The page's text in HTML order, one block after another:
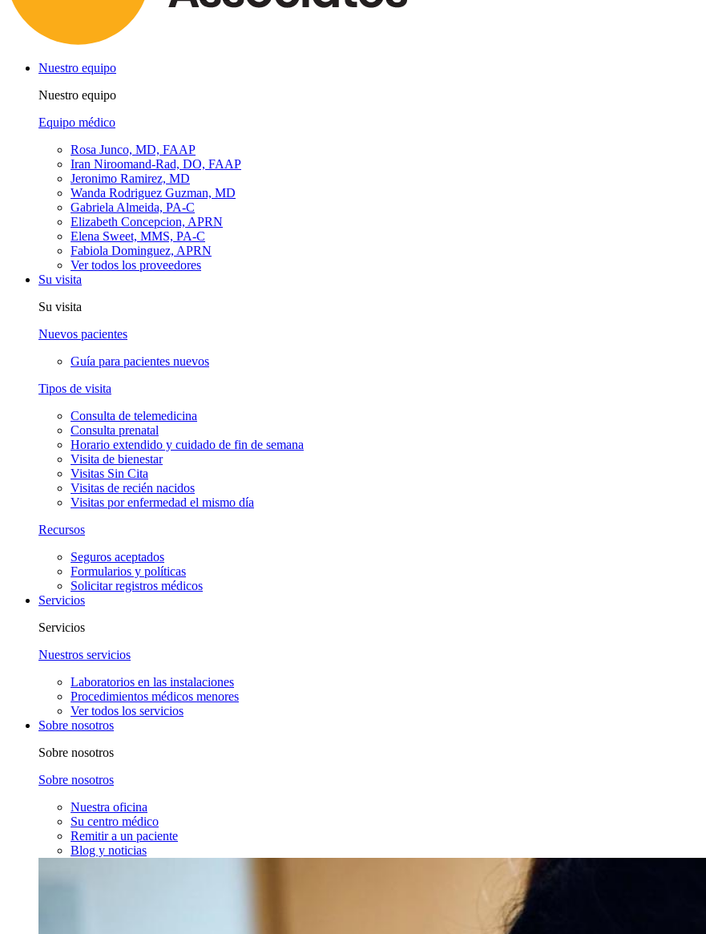
Nuestro equipo
Nuestro equipo
Equipo médico
Rosa Junco, MD, FAAP
Iran Niroomand-Rad, DO, FAAP
Jeronimo Ramirez, MD
Wanda Rodriguez Guzman, MD
Gabriela Almeida, PA-C
Elizabeth Concepcion, APRN
Elena Sweet, MMS, PA-C
Fabiola Dominguez, APRN
Ver todos los proveedores
Su visita
Su visita
Nuevos pacientes
Guía para pacientes nuevos
Tipos de visita
Consulta de telemedicina
Consulta prenatal
Horario extendido y cuidado de fin de semana
Visita de bienestar
Visitas Sin Cita
Visitas de recién nacidos
Visitas por enfermedad el mismo día
Recursos
Seguros aceptados
Formularios y políticas
Solicitar registros médicos
Servicios
Servicios
Nuestros servicios
Laboratorios en las instalaciones
Procedimientos médicos menores
Ver todos los servicios
Sobre nosotros
Sobre nosotros
Sobre nosotros
Nuestra oficina
Su centro médico
Remitir a un paciente
Blog y noticias